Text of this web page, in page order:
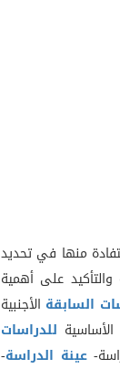
منها في تحديد
على أهمية
السابقة الأجنبية
للدراسات
عينة الدراسة-